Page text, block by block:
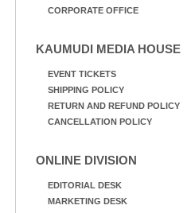
CORPORATE OFFICE
KAUMUDI MEDIA HOUSE
EVENT TICKETS
SHIPPING POLICY
RETURN AND REFUND POLICY
CANCELLATION POLICY
ONLINE DIVISION
EDITORIAL DESK
MARKETING DESK